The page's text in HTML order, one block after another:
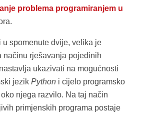
problema programiranjem u
u spomenute dvije, velika je
načinu rješavanja pojedinih
ukazivati na mogućnosti
jezik Python i cijelo programsko
njega razvilo. Na taj način
primjenskih programa postaje